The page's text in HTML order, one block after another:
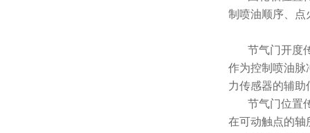
制喷油顺序、点
节气门开度
作为控制喷油脉
力传感器的辅助
节气门位置
在可动触点的轴